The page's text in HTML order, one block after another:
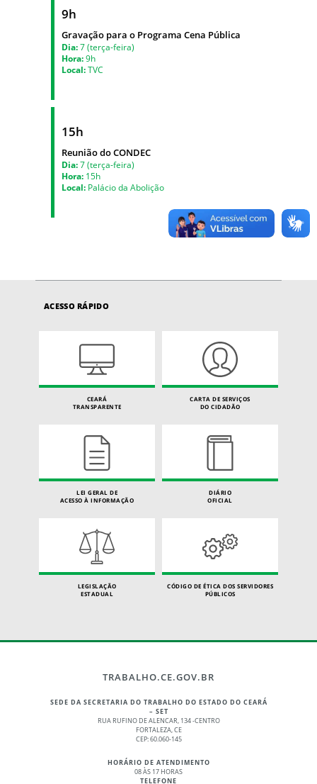
9h
Gravação para o Programa Cena Pública
Dia:7 (terça-feira)
Hora:9h
Local:TVC
15h
Reunião do CONDEC
Dia:7 (terça-feira)
Hora: 15h
Local: Palácio da Abolição
ACESSO RÁPIDO
CEARÁ
TRANSPARENTE
CARTA DE SERVIÇOS
DO CIDADÃO
LEI GERAL DE
ACESSO À INFORMAÇÃO
DIÁRIO
OFICIAL
LEGISLAÇÃO
ESTADUAL
CÓDIGO DE ÉTICA DOS SERVIDORES
PÚBLICOS
TRABALHO.CE.GOV.BR
SEDE DA SECRETARIA DO TRABALHO DO ESTADO DO CEARÁ
– SET
RUA RUFINO DE ALENCAR, 134 -CENTRO
FORTALEZA, CE
CEP: 60.060-145
HORÁRIO DE ATENDIMENTO
08 ÀS 17 HORAS
TELEFONE